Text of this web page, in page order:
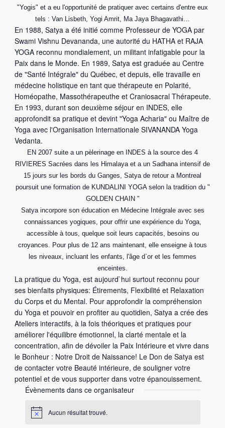
e
"Yogis" et a eu l'opportunité de pratiquer avec certains d'entre eux
tels : Van Lisbeth, Yogi Amrit, Ma Jaya Bhagavathi…
En 1988, Satya a été initié comme Professeur de YOGA par
Swami Vishnu Devananda, une autorité du HATHA et RAJA
YOGA reconnu mondialement, un militant infatigable pour la
Paix dans le Monde. En 1989, Satya est graduée au Centre
de "Santé Intégrale" du Québec, et depuis, elle travaille en
médecine holistique en tant que thérapeute en Polarité,
Homéopathe, Massothérapeuthe et Craniosacral Thérapeute.
En 1993, durant son deuxième séjour en INDES, elle
approfondit sa pratique et devint "Yoga Acharia" ou Maître de
Yoga avec l'Organisation Internationale SIVANANDA Yoga
Vedanta.
EN 2007 suite a un pèlerinage en INDES à la source des 4
RIVIERES Sacrées dans les Himalaya et a un Sadhana intensif de
15 jours sur les bords du Ganges, Satya de retour a Montreal
poursuit une formation de KUNDALINI YOGA selon la tradition du "
GOLDEN CHAIN "
Satya incorpore son éducation en Médecine Intégrale avec ses
connaissances yogiques, pour offrir une expérience du Yoga,
accessible à tous, quelque soit leurs capacités, besoins ou
croyances. Pour plus de 12 ans maintenant, elle enseigne à tous
les niveaux, incluant les enfants, l'âge d`or et les femmes
enceintes.
La pratique du Yoga, est aujourd`hui surtout reconnu pour
ses bienfaits physiques: Étirements, Flexibilité et Relaxation
du Corps et du Mental. Pour approfondir la compréhension
du Yoga et pouvoir en profiter au quotidien, Satya a crée des
Ateliers interactifs, à la fois théoriques et pratiques pour
améliorer l'équilibre émotionnel, la clarté mentale et la
concentration, afin de dévoiler la Paix Intérieure et vivre dans
le Bonheur : Notre Droit de Naissance! Le Don de Satya est
de contacter votre Beauté intérieure, de souligner votre
potentiel et de vous supporter dans votre épanouissement.
Évènements dans ce organisateur
N
Aucun résultat trouvé.